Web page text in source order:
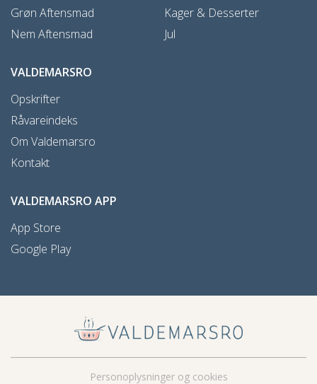
Grøn Aftensmad
Nem Aftensmad
Kager & Desserter
Jul
VALDEMARSRO
Opskrifter
Råvareindeks
Om Valdemarsro
Kontakt
VALDEMARSRO APP
App Store
Google Play
Personoplysninger og cookies